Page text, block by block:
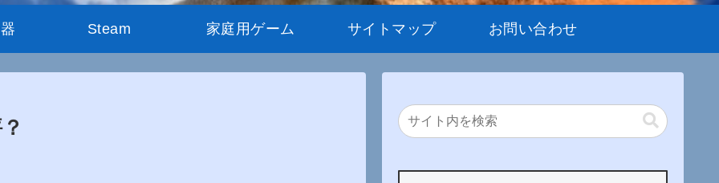
Steam 家庭用ゲーム サイトマップ お問い合わせ